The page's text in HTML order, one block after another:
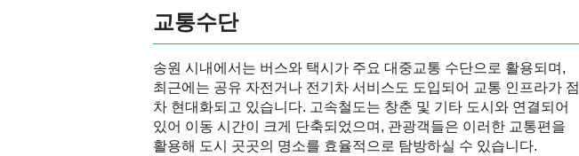
교통수단
송원 시내에서는 버스와 택시가 주요 대중교통 수단으로 활용되며,
최근에는 공유 자전거나 전기차 서비스도 도입되어 교통 인프라가 점
차 현대화되고 있습니다. 고속철도는 창춘 및 기타 도시와 연결되어
있어 이동 시간이 크게 단축되었으며, 관광객들은 이러한 교통편을
활용해 도시 곳곳의 명소를 효율적으로 탐방하실 수 있습니다.